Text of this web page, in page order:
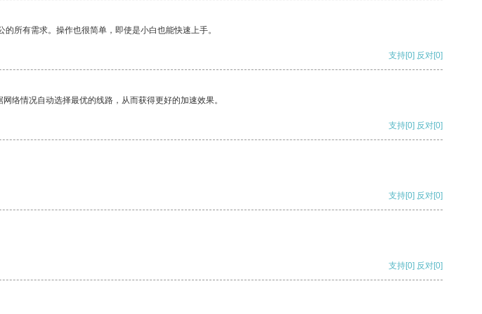
所有需求。操作也很简单，即使是小白也能快速上手。
支持[0] 反对[0]
络情况自动选择最优的线路，从而获得更好的加速效果。
支持[0] 反对[0]
支持[0] 反对[0]
支持[0] 反对[0]